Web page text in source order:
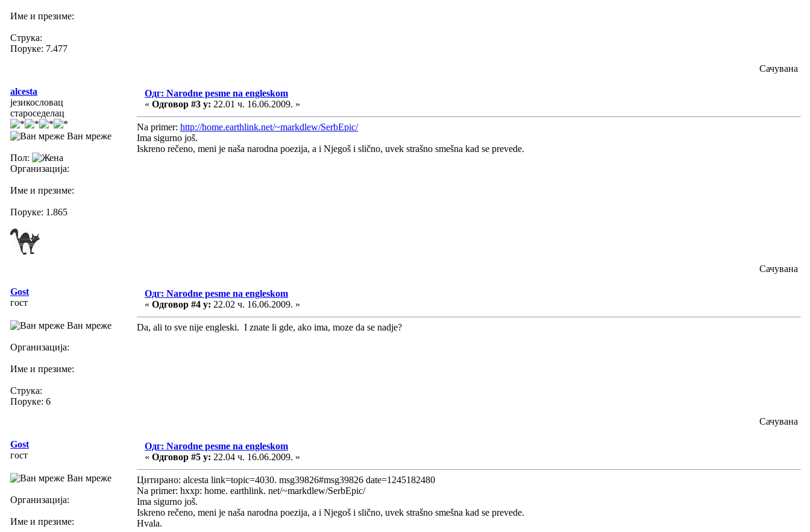
Име и презиме:
Струка:
Поруке: 7.477
Сачувана
alcesta
језикословац
староседелац
Ван мреже
Пол:
Организација:
Име и презиме:
Поруке: 1.865
Одг: Narodne pesme na engleskom
« Одговор #3 у: 22.01 ч. 16.06.2009. »
Na primer: http://home.earthlink.net/~markdlew/SerbEpic/
Ima sigurno još.
Iskreno rečeno, meni je naša narodna poezija, a i Njegoš i slično, uvek strašno smešna kad se prevede.
Сачувана
Gost
гост
Ван мреже
Организација:
Име и презиме:
Струка:
Поруке: 6
Одг: Narodne pesme na engleskom
« Одговор #4 у: 22.02 ч. 16.06.2009. »
Da, ali to sve nije engleski. I znate li gde, ako ima, moze da se nadje?
Сачувана
Gost
гост
Ван мреже
Организација:
Име и презиме:
Одг: Narodne pesme na engleskom
« Одговор #5 у: 22.04 ч. 16.06.2009. »
Цитирано: alcesta link=topic=4030. msg39826#msg39826 date=1245182480
Na primer: hxxp: home. earthlink. net/~markdlew/SerbEpic/
Ima sigurno još.
Iskreno rečeno, meni je naša narodna poezija, a i Njegoš i slično, uvek strašno smešna kad se prevede.
Hvala.